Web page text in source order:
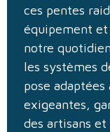
ces pentes
équipement et
notre
les systèmes
pose
exigeantes,
des artisans